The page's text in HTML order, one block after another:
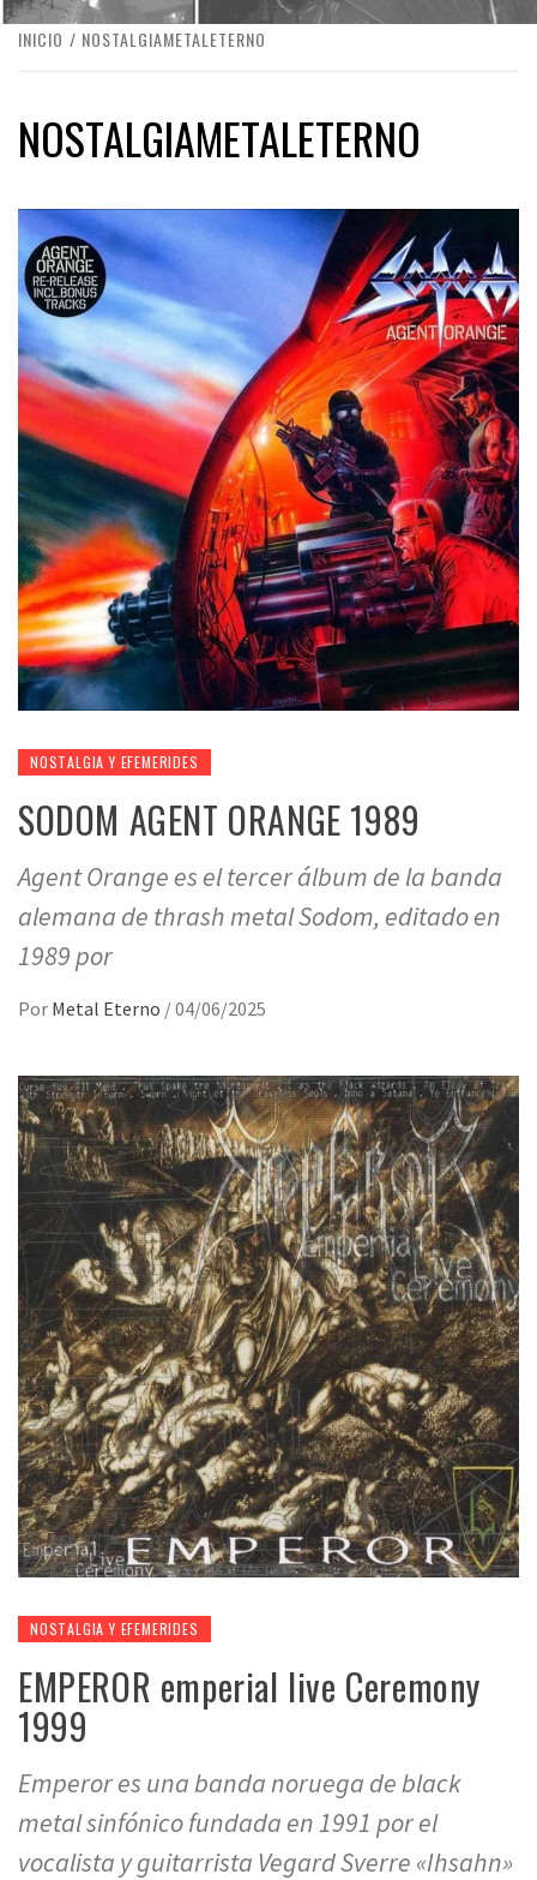
INICIO NOSTALGIAMETALETERNO
NOSTALGIAMETALETERNO
NOSTALGIA Y EFEMERIDES
SODOM AGENT ORANGE 1989
Agent Orange es el tercer álbum de la banda
alemana de thrash metal Sodom, editado en
1989 por
Por Metal Eterno /04/06/2025
NOSTALGIA Y EFEMERIDES
EMPEROR emperial live Ceremony
1999
Emperor es una banda noruega de black
metal sinfónico fundada en 1991 por el
vocalista y guitarrista Vegard Sverre «Ihsahn»